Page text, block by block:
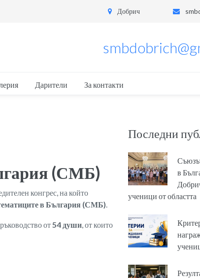
Добрич
Дарители За контакти
(СМБ)
конгрес, на който
в България (СМБ).
от54 души, от които
Последни
в
ученици от областта